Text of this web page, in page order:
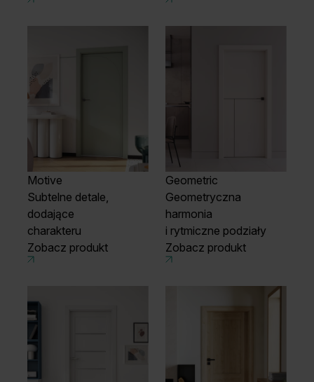
Motive
Subtelne detale,
dodające
charakteru
Zobacz produkt
Geometric
Geometryczna
harmonia
i rytmiczne podziały
Zobacz produkt